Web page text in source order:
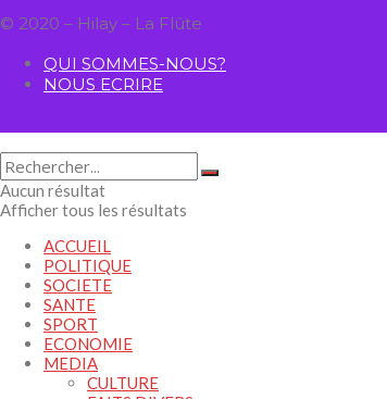
© 2020 – Hilay – La Flûte
QUI SOMMES-NOUS?
NOUS ECRIRE
Aucun résultat
Afficher tous les résultats
ACCUEIL
POLITIQUE
SOCIETE
SANTE
SPORT
ECONOMIE
MEDIA
CULTURE